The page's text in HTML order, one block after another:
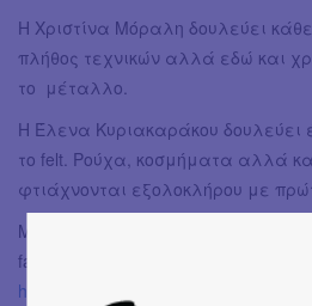
Η Χριστίνα Μόραλη δουλεύει
πλήθος τεχνικών αλλά εδώ και
το μέταλλο.
Η Έλενα Κυριακαράκου δουλεύει
το felt. Ρούχα, κοσμήματα αλλά
φτιάχνονται εξολοκλήρου με
Μπορείς να επισκεφθείς την
facebook:
https://www.facebook.com/